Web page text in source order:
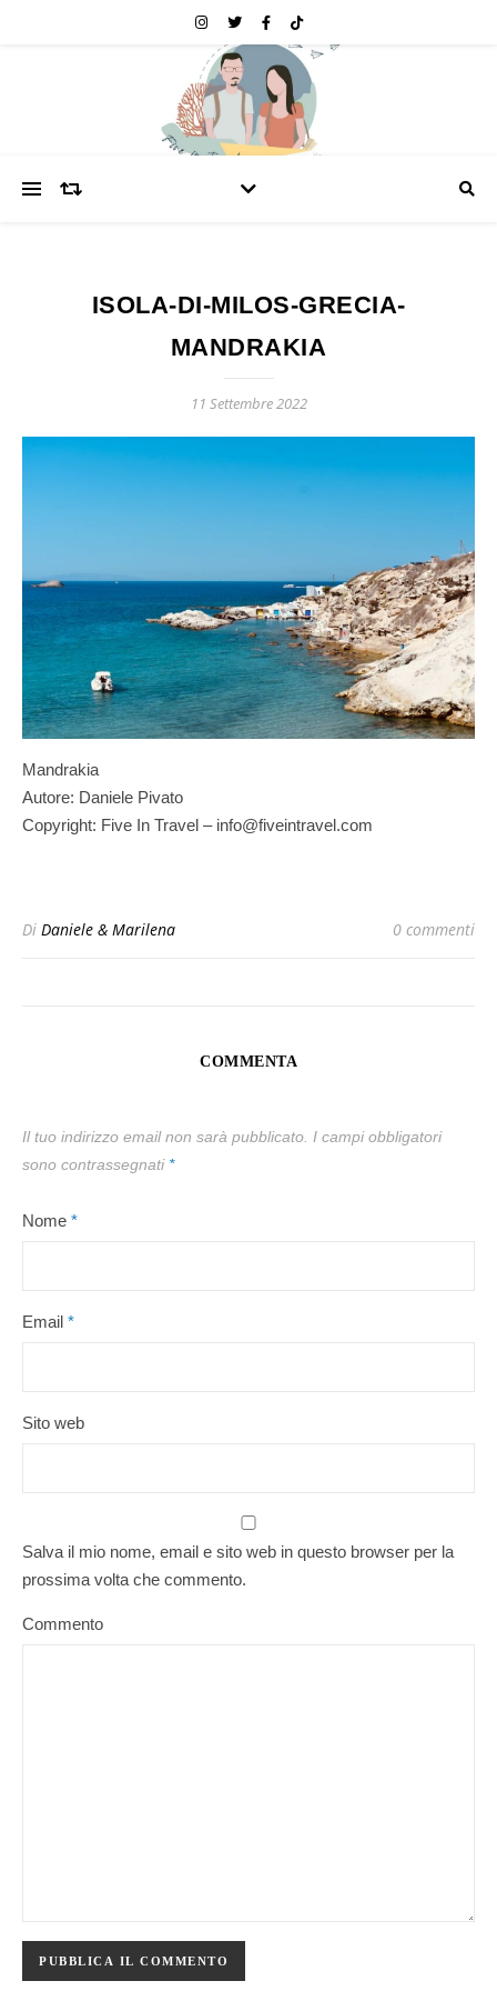
ISOLA-DI-MILOS-GRECIA-
MANDRAKIA
11 Settembre 2022
Mandrakia
Autore: Daniele Pivato
Copyright: Five In Travel – info@fiveintravel.com
Di Daniele & Marilena 0 commenti
COMMENTA
Il tuo indirizzo email non sarà pubblicato. I campi obbligatori
sono contrassegnati *
Nome *
Email *
Sito web
Salva il mio nome, email e sito web in questo browser per la
prossima volta che commento.
Commento